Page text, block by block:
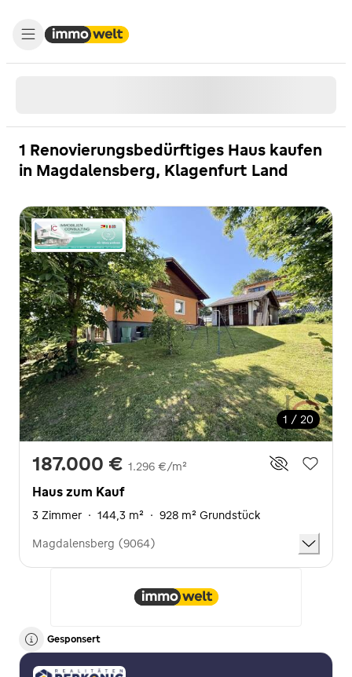
1 Renovierungsbedürftiges Haus kaufen
in Magdalensberg, Klagenfurt Land
1 / 20
187.000 € 1.296 €/m²
Haus zum Kauf
3 Zimmer · 144,3 m² · 928 m² Grundstück
Magdalensberg (9064)
Gesponsert